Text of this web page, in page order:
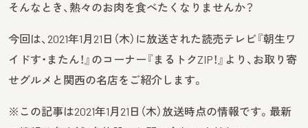
そんなとき、熱々のお肉を食べたくなりませんか？
今回は、2021年1月21日（木）に放送された読売テレビ『朝生ワ
イドす・またん！』のコーナー『まるトクZIP！』より、お取り寄
せグルメと関西の名店をご紹介します。
※この記事は2021年1月21日（木）放送時点の情報です。最新